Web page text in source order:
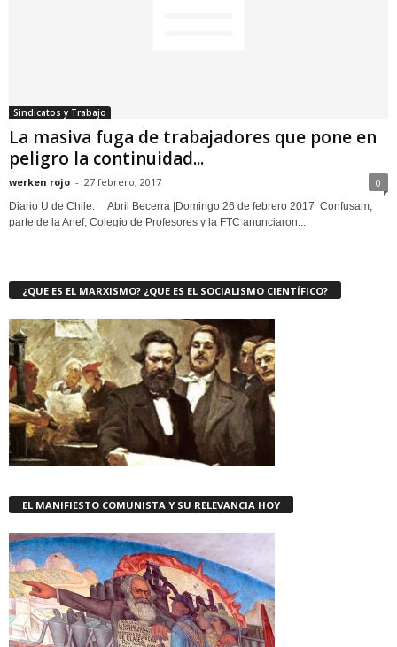
Sindicatos y Trabajo
La masiva fuga de trabajadores que pone en
peligro la continuidad...
werken rojo - 27 febrero, 2017 0
Diario U de Chile. Abril Becerra |Domingo 26 de febrero 2017 Confusam,
parte de la Anef, Colegio de Profesores y la FTC anunciaron...
¿QUE ES EL MARXISMO? ¿QUE ES EL SOCIALISMO CIENTÍFICO?
EL MANIFIESTO COMUNISTA Y SU RELEVANCIA HOY